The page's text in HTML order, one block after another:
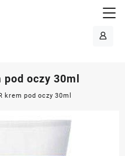
oczy 30ml
krem pod oczy 30ml